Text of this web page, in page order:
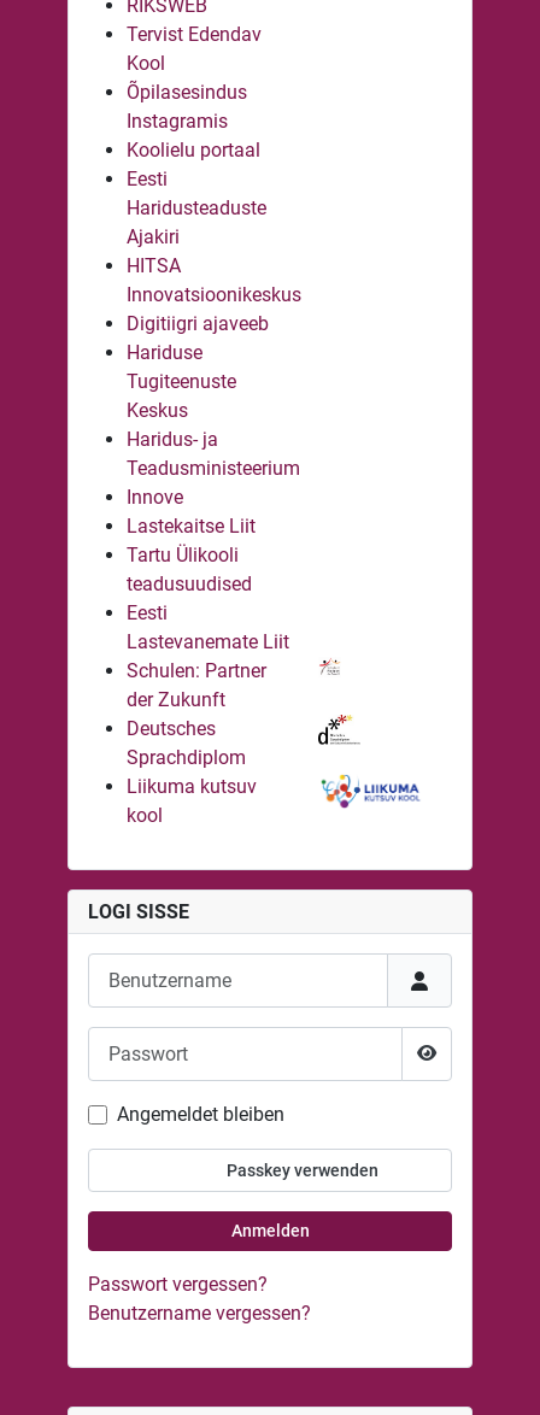
RIKSWEB
Tervist Edendav
Kool
Õpilasesindus
Instagramis
Koolielu portaal
Eesti
Haridusteaduste
Ajakiri
HITSA
Innovatsioonikeskus
Digitiigri ajaveeb
Hariduse
Tugiteenuste
Keskus
Haridus- ja
Teadusministeerium
Innove
Lastekaitse Liit
Tartu Ülikooli
teadusuudised
Eesti
Lastevanemate Liit
Schulen: Partner
der Zukunft
Deutsches
Sprachdiplom
Liikuma kutsuv
kool
LOGI SISSE
Passwort
Angemeldet bleiben
Passkey verwenden
Anmelden
Passwort vergessen?
Benutzername vergessen?